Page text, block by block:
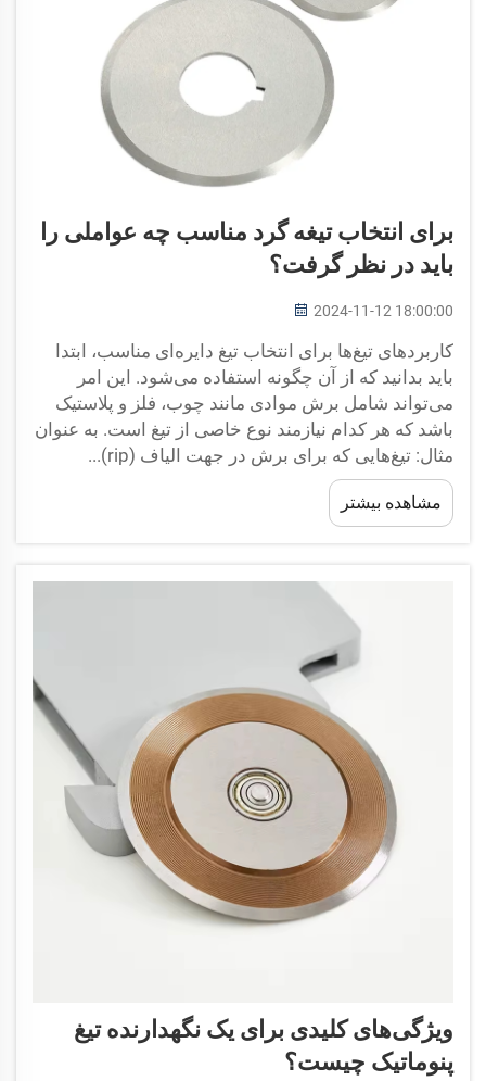
برای انتخاب تیغه گرد مناسب چه عواملی را
باید در نظر گرفت؟
2024-11-12 18:00:00
کاربردهای تیغ‌ها برای انتخاب تیغ دایره‌ای مناسب، ابتدا
باید بدانید که از آن چگونه استفاده می‌شود. این امر
می‌تواند شامل برش موادی مانند چوب، فلز و پلاستیک
باشد که هر کدام نیازمند نوع خاصی از تیغ است. به عنوان
مثال: تیغ‌هایی که برای برش در جهت الیاف (rip)...
مشاهده بیشتر
ویژگی‌های کلیدی برای یک نگهدارنده تیغ
پنوماتیک چیست؟